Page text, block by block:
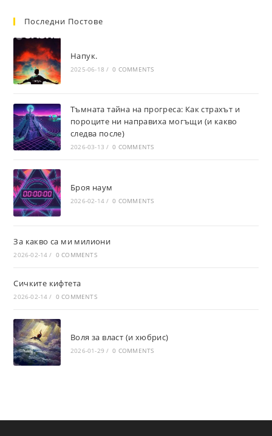
Последни Постове
Напук.
2025-06-18 / 0 COMMENTS
Тъмната тайна на прогреса: Как страхът и
пороците ни направиха могъщи (и какво
следва после)
2026-03-13 / 0 COMMENTS
Броя наум
2026-02-14 / 0 COMMENTS
За какво са ми милиони
2026-02-14 / 0 COMMENTS
Сичките кифтета
2026-02-14 / 0 COMMENTS
Воля за власт (и хюбрис)
2026-01-29 / 0 COMMENTS